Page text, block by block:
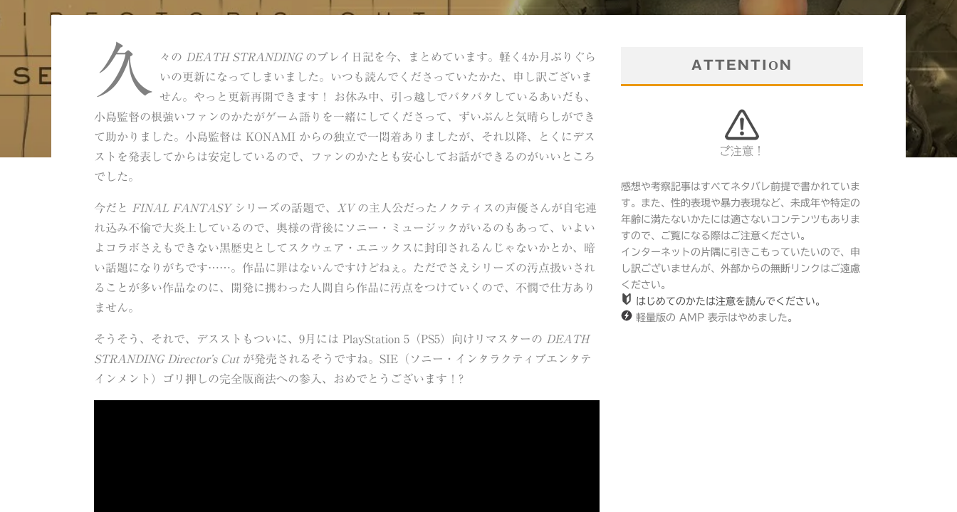
久 々の DEATH STRANDINGのプレイ日記を今、まとめています。軽く4か月ぶりぐら
いの更新になってしまいました。いつも読んでくださっていたかた、申し訳ございま
せん。やっと更新再開できます！ お休み中、引っ越しでバタバタしているあいだも、
小島監督の根強いファンのかたがゲーム語りを一緒にしてくださって、ずいぶんと気晴らしができ
て助かりました。小島監督は KONAMI からの独立で一悶着ありましたが、それ以降、とくにデス
ストを発表してからは安定しているので、ファンのかたとも安心してお話ができるのがいいところ
でした。
今だと FINAL FANTASYシリーズの話題で、 XVの主人公だったノクティスの声優さんが自宅連
れ込み不倫で大炎上しているので、奥様の背後にソニー・ミュージックがいるのもあって、いよい
よコラボさえもできない黒歴史としてスクウェア・エニックスに封印されるんじゃないかとか、暗
い話題になりがちです……。作品に罪はないんですけどねぇ。ただでさえシリーズの汚点扱いされ
ることが多い作品なのに、開発に携わった人間自ら作品に汚点をつけていくので、不憫で仕方あり
ません。
そうそう、それで、デスストもついに、9月には PlayStation 5（PS5）向けリマスターの DEATH
STRANDING Director’s Cutが発売されるそうですね。SIE（ソニー・インタラクティブエンタテ
インメント）ゴリ押しの完全版商法への参入、おめでとうございます！?
ATTENTION
ご注意！
感想や考察記事はすべてネタバレ前提で書かれていま
す。また、性的表現や暴力表現など、未成年や特定の
年齢に満たないかたには適さないコンテンツもありま
すので、ご覧になる際はご注意ください。
インターネットの片隅に引きこもっていたいので、申
し訳ございませんが、外部からの無断リンクはご遠慮
ください。
はじめてのかたは注意を読んでください。
軽量版の AMP 表示はやめました。